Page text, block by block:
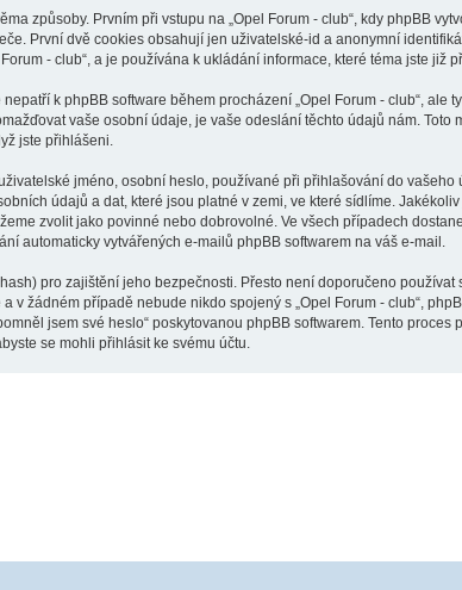
způsoby. Prvním při vstupu na „Opel Forum - club“, kdy phpBB
První dvě cookies obsahují jen uživatelské-id a anonymní
- club“, a je používána k ukládání informace, které téma jste již
k phpBB software během procházení „Opel Forum - club“,
vaše osobní údaje, je vaše odeslání těchto údajů nám.
jste přihlášeni.
jméno, osobní heslo, používané při přihlašování do
údajů a dat, které jsou platné v zemi, ve které sídlíme.
zvolit jako povinné nebo dobrovolné. Ve všech případech
automaticky vytvářených e-mailů phpBB softwarem na váš e-mail.
pro zajištění jeho bezpečnosti. Přesto není doporučeno
v žádném případě nebude nikdo spojený s „Opel Forum - club“,
jsem své heslo“ poskytovanou phpBB softwarem. Tento
se mohli přihlásit ke svému účtu.